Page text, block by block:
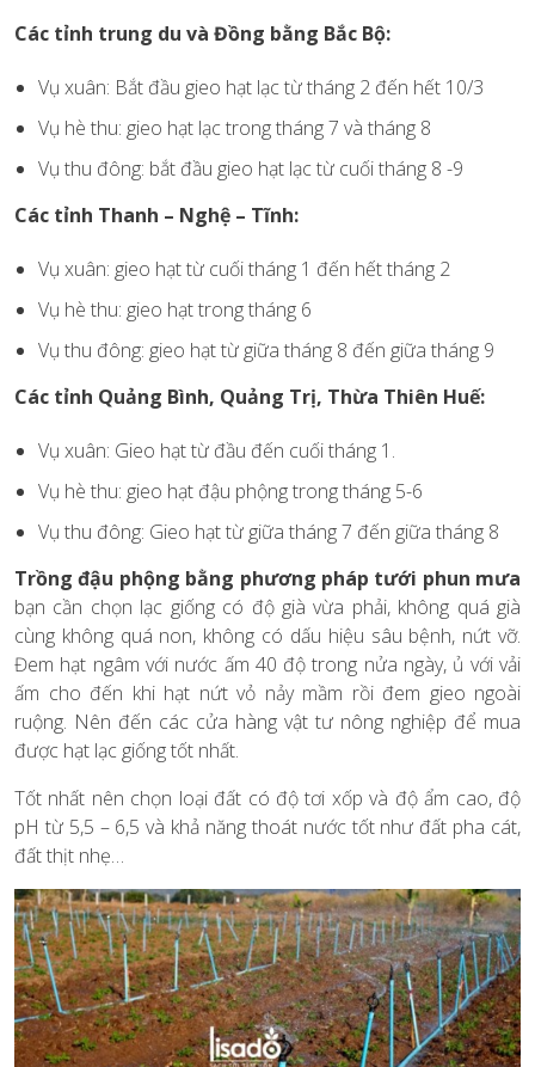
Các tỉnh trung du và Đồng bằng Bắc Bộ:
Vụ xuân: Bắt đầu gieo hạt lạc từ tháng 2 đến hết 10/3
Vụ hè thu: gieo hạt lạc trong tháng 7 và tháng 8
Vụ thu đông: bắt đầu gieo hạt lạc từ cuối tháng 8 -9
Các tỉnh Thanh – Nghệ – Tĩnh:
Vụ xuân: gieo hạt từ cuối tháng 1 đến hết tháng 2
Vụ hè thu: gieo hạt trong tháng 6
Vụ thu đông: gieo hạt từ giữa tháng 8 đến giữa tháng 9
Các tỉnh Quảng Bình, Quảng Trị, Thừa Thiên Huế:
Vụ xuân: Gieo hạt từ đầu đến cuối tháng 1.
Vụ hè thu: gieo hạt đậu phộng trong tháng 5-6
Vụ thu đông: Gieo hạt từ giữa tháng 7 đến giữa tháng 8
Trồng đậu phộng bằng phương pháp tưới phun mưa
bạn cần chọn lạc giống có độ già vừa phải, không quá già
cùng không quá non, không có dấu hiệu sâu bệnh, nứt vỡ.
Đem hạt ngâm với nước ấm 40 độ trong nửa ngày, ủ với vải
ấm cho đến khi hạt nứt vỏ nảy mầm rồi đem gieo ngoài
ruộng. Nên đến các cửa hàng vật tư nông nghiệp để mua
được hạt lạc giống tốt nhất.
Tốt nhất nên chọn loại đất có độ tơi xốp và độ ẩm cao, độ
pH từ 5,5 – 6,5 và khả năng thoát nước tốt như đất pha cát,
đất thịt nhẹ…